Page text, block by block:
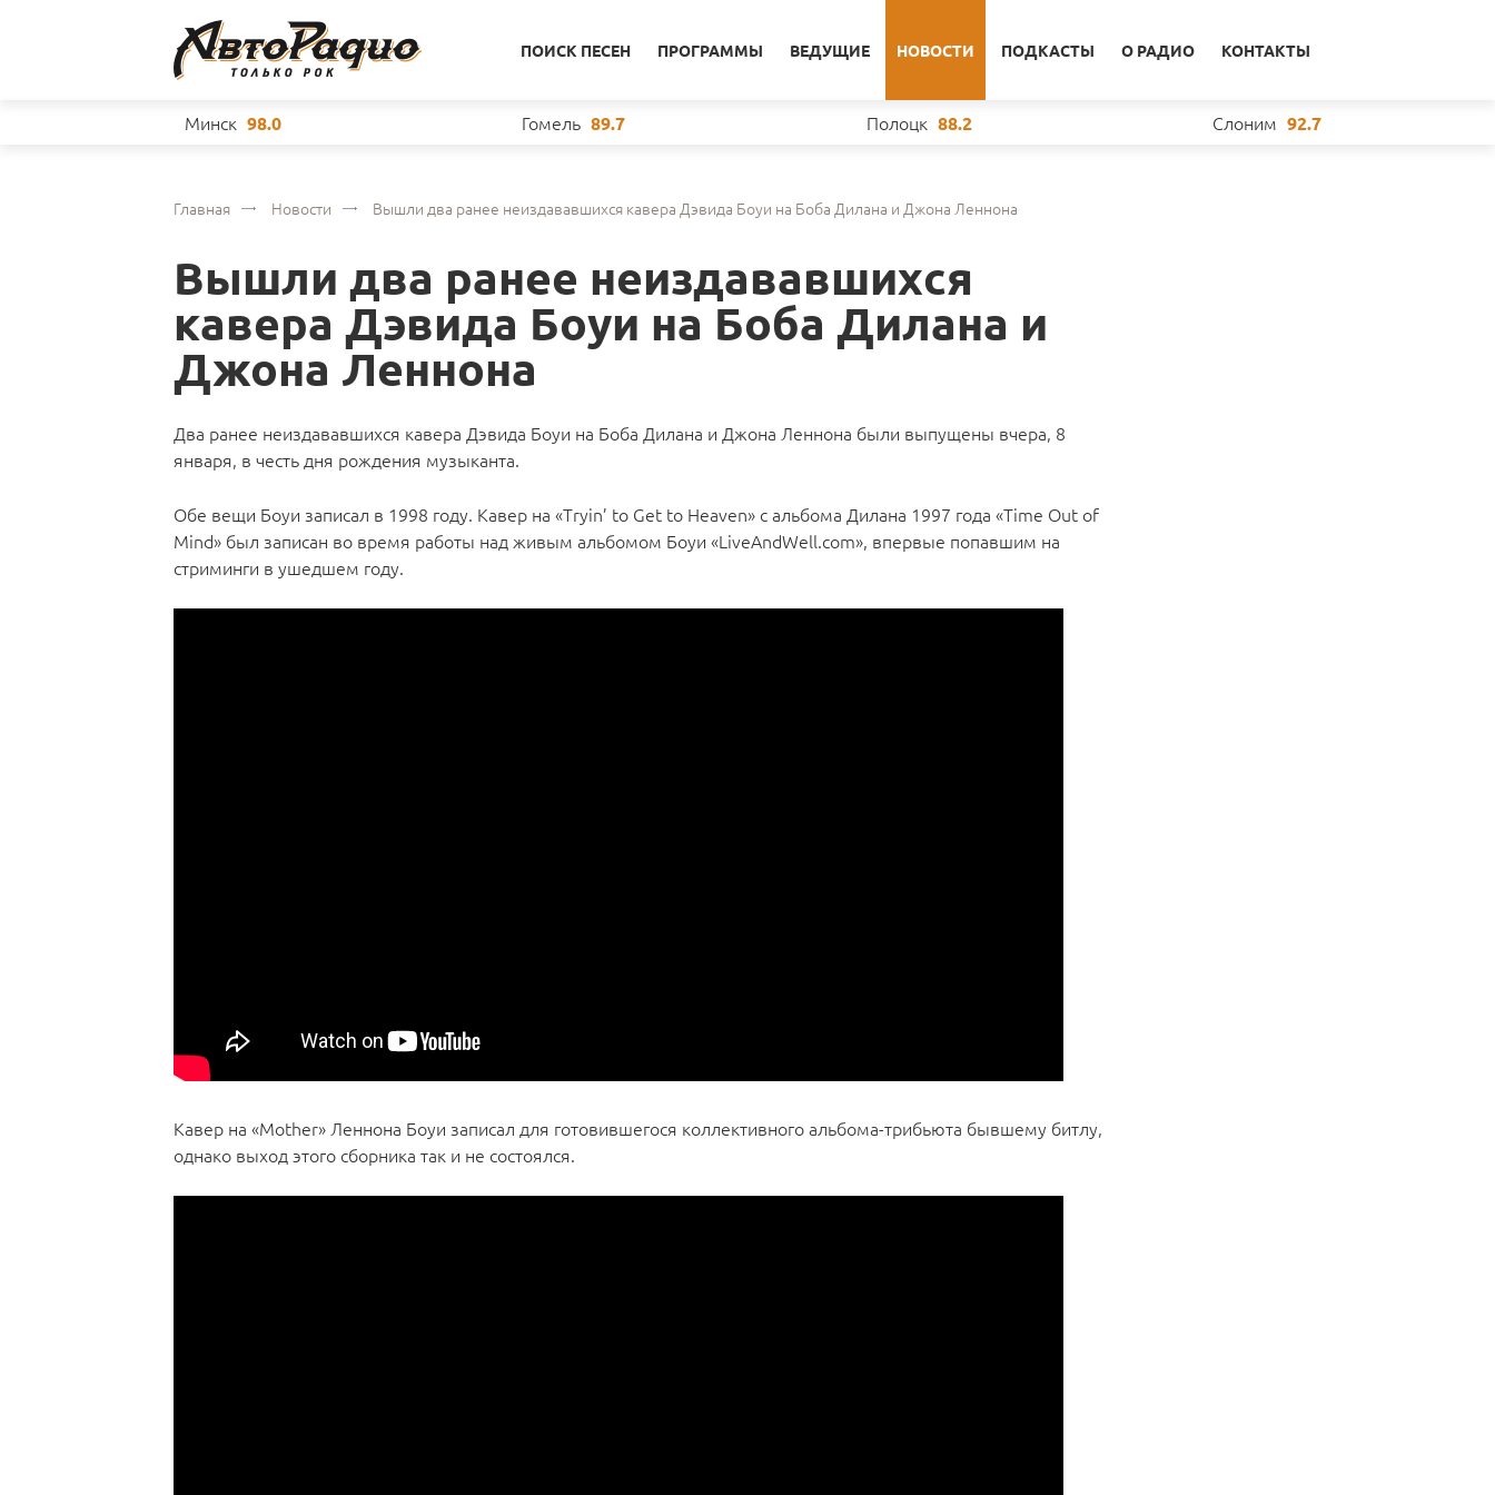
ПОИСК ПЕСЕН ПРОГРАММЫ ВЕДУЩИЕ НОВОСТИ ПОДКАСТЫ О РАДИО КОНТАКТЫ
Минск 98.0 Гомель 89.7 Полоцк 88.2 Слоним 92.7
Главная Новости Вышли два ранее неиздававшихся кавера Дэвида Боуи на Боба Дилана и Джона Леннона
Вышли два ранее неиздававшихся
кавера Дэвида Боуи на Боба Дилана и
Джона Леннона
Два ранее неиздававшихся кавера Дэвида Боуи на Боба Дилана и Джона Леннона были выпущены вчера, 8
января, в честь дня рождения музыканта.
Обе вещи Боуи записал в 1998 году. Кавер на «Tryin’ to Get to Heaven» с альбома Дилана 1997 года «Time Out of
Mind» был записан во время работы над живым альбомом Боуи «LiveAndWell.com», впервые попавшим на
стриминги в ушедшем году.
Кавер на «Mother» Леннона Боуи записал для готовившегося коллективного альбома-трибьюта бывшему битлу,
однако выход этого сборника так и не состоялся.